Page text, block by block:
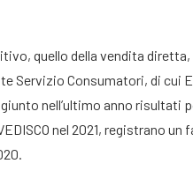
quello della vendita
Servizio Consumatori, di cui
nell’ultimo anno
nel 2021, registrano